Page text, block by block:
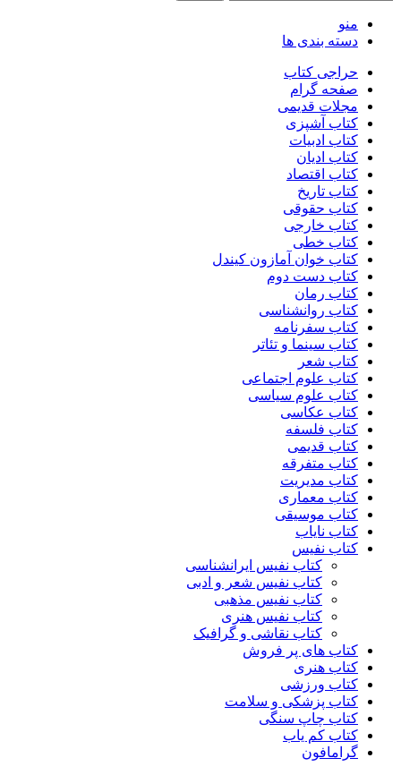
منو
دسته بندی ها
حراجی کتاب
صفحه گرام
مجلات قدیمی
کتاب آشپزی
کتاب ادبیات
کتاب ادیان
کتاب اقتصاد
کتاب تاریخ
کتاب حقوقی
کتاب خارجی
کتاب خطی
کتاب خوان آمازون کیندل
کتاب دست دوم
کتاب رمان
کتاب روانشناسی
کتاب سفرنامه
کتاب سینما و تئاتر
کتاب شعر
کتاب علوم اجتماعی
کتاب علوم سیاسی
کتاب عکاسی
کتاب فلسفه
کتاب قدیمی
کتاب متفرقه
کتاب مدیریت
کتاب معماری
کتاب موسیقی
کتاب نایاب
کتاب نفیس
کتاب نفیس ایرانشناسی
کتاب نفیس شعر و ادبی
کتاب نفیس مذهبی
کتاب نفیس هنری
کتاب نقاشی و گرافیک
کتاب های پر فروش
کتاب هنری
کتاب ورزشی
کتاب پزشکی و سلامت
کتاب چاپ سنگی
کتاب کم یاب
گرامافون